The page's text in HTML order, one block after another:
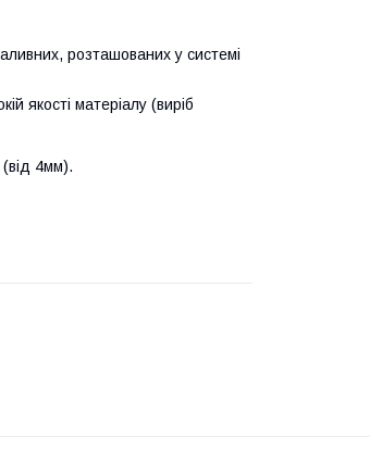
розташованих у системі
якості матеріалу (виріб
4мм).